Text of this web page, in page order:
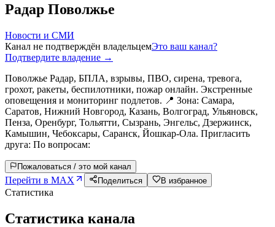
Радар Поволжье
Новости и СМИ
Канал не подтверждён владельцемЭто ваш канал?
Подтвердите владение →
Поволжье Радар, БПЛА, взрывы, ПВО, сирена, тревога,
грохот, ракеты, беспилотники, пожар онлайн. Экстренные
оповещения и мониторинг подлетов. 📍 Зона: Самара,
Саратов, Нижний Новгород, Казань, Волгоград, Ульяновск,
Пенза, Оренбург, Тольятти, Сызрань, Энгельс, Дзержинск,
Камышин, Чебоксары, Саранск, Йошкар-Ола. Пригласить
друга: По вопросам:
Пожаловаться / это мой канал
Перейти в MAX Поделиться В избранное
Статистика
Статистика канала